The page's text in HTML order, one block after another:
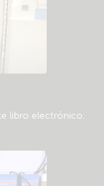
libro electrónico.